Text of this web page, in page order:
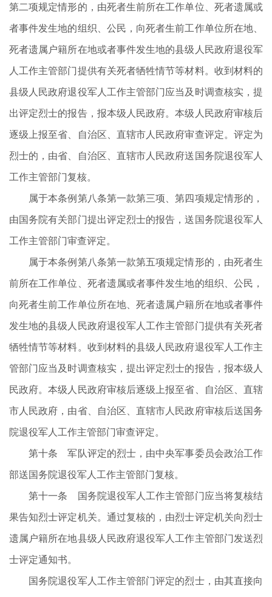
第二项规定情形的，由死者生前所在工作单位、死者遗属或
者事件发生地的组织、公民，向死者生前工作单位所在地、
死者遗属户籍所在地或者事件发生地的县级人民政府退役军
人工作主管部门提供有关死者牺牲情节等材料。收到材料的
县级人民政府退役军人工作主管部门应当及时调查核实，提
出评定烈士的报告，报本级人民政府。本级人民政府审核后
逐级上报至省、自治区、直辖市人民政府审查评定。评定为
烈士的，由省、自治区、直辖市人民政府送国务院退役军人
工作主管部门复核。
属于本条例第八条第一款第三项、第四项规定情形的，
由国务院有关部门提出评定烈士的报告，送国务院退役军人
工作主管部门审查评定。
属于本条例第八条第一款第五项规定情形的，由死者生
前所在工作单位、死者遗属或者事件发生地的组织、公民，
向死者生前工作单位所在地、死者遗属户籍所在地或者事件
发生地的县级人民政府退役军人工作主管部门提供有关死者
牺牲情节等材料。收到材料的县级人民政府退役军人工作主
管部门应当及时调查核实，提出评定烈士的报告，报本级人
民政府。本级人民政府审核后逐级上报至省、自治区、直辖
市人民政府，由省、自治区、直辖市人民政府审核后送国务
院退役军人工作主管部门审查评定。
第十条 军队评定的烈士，由中央军事委员会政治工作
部送国务院退役军人工作主管部门复核。
第十一条 国务院退役军人工作主管部门应当将复核结
果告知烈士评定机关。通过复核的，由烈士评定机关向烈士
遗属户籍所在地县级人民政府退役军人工作主管部门发送烈
士评定通知书。
国务院退役军人工作主管部门评定的烈士，由其直接向